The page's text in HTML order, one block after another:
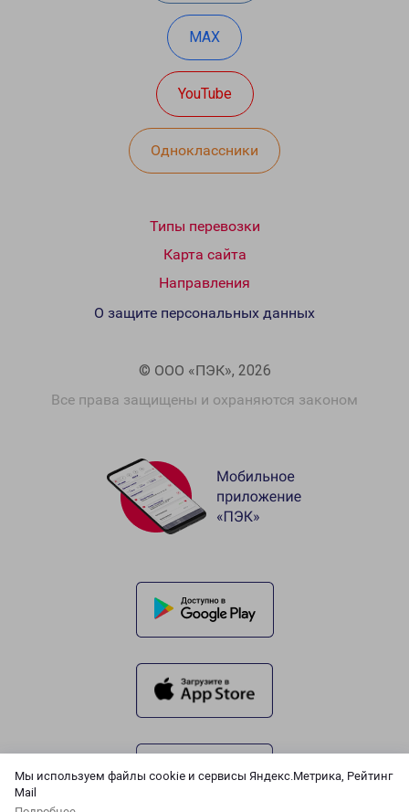
Мы используем файлы cookie и сервисы Яндекс.Метрика, Рейтинг
Mail
MAX
YouTube
Одноклассники
Типы перевозки
Карта сайта
Направления
© ООО «ПЭК», 2026
Все права защищены и охраняются законом
О защите персональных данных